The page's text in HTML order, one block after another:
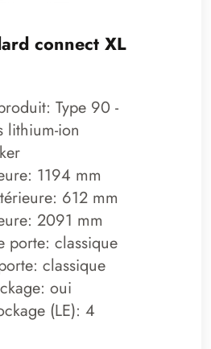
connect XL
Type 90 -
lithium-ion
1194 mm
612 mm
2091 mm
porte: classique
classique
oui
(LE): 4